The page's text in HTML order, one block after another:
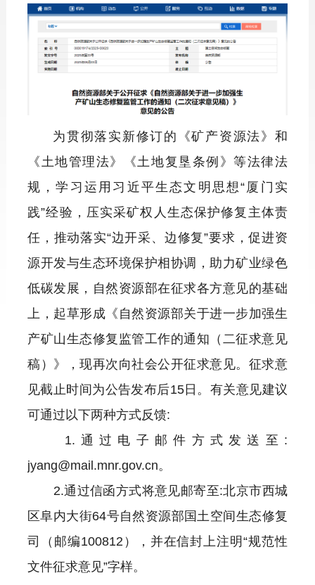
为贯彻落实新修订的《矿产资源法》和
《土地管理法》《土地复垦条例》等法律法
规，学习运用习近平生态文明思想“厦门实
践”经验，压实采矿权人生态保护修复主体责
任，推动落实“边开采、边修复”要求，促进资
源开发与生态环境保护相协调，助力矿业绿色
低碳发展，自然资源部在征求各方意见的基础
上，起草形成《自然资源部关于进一步加强生
产矿山生态修复监管工作的通知（二征求意见
稿）》，现再次向社会公开征求意见。征求意
见截止时间为公告发布后15日。有关意见建议
可通过以下两种方式反馈:
1.通过电子邮件方式发送至:
jyang@mail.mnr.gov.cn。
2.通过信函方式将意见邮寄至:北京市西城
区阜内大街64号自然资源部国土空间生态修复
司（邮编100812），并在信封上注明“规范性
文件征求意见”字样。